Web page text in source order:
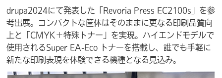
drupa2024にて発表した「Revoria Press EC2100s」を参
考出展。コンパクトな筐体はそのままに更なる印刷品質向
上と「CMYK＋特殊トナー」を実現。ハイエンドモデルで
使用されるSuper EA-Eco トナーを搭載し、誰でも手軽に
新たな印刷表現を体験できる機種となる見込み。